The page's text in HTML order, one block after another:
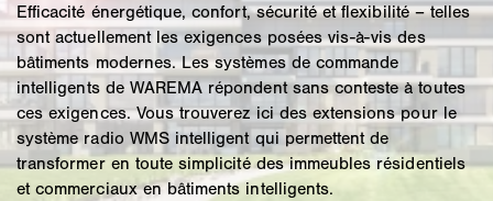
Efficacité énergétique, confort, sécurité et flexibilité – telles
sont actuellement les exigences posées vis-à-vis des
bâtiments modernes. Les systèmes de commande
intelligents de WAREMA répondent sans conteste à toutes
ces exigences. Vous trouverez ici des extensions pour le
système radio WMS intelligent qui permettent de
transformer en toute simplicité des immeubles résidentiels
et commerciaux en bâtiments intelligents.